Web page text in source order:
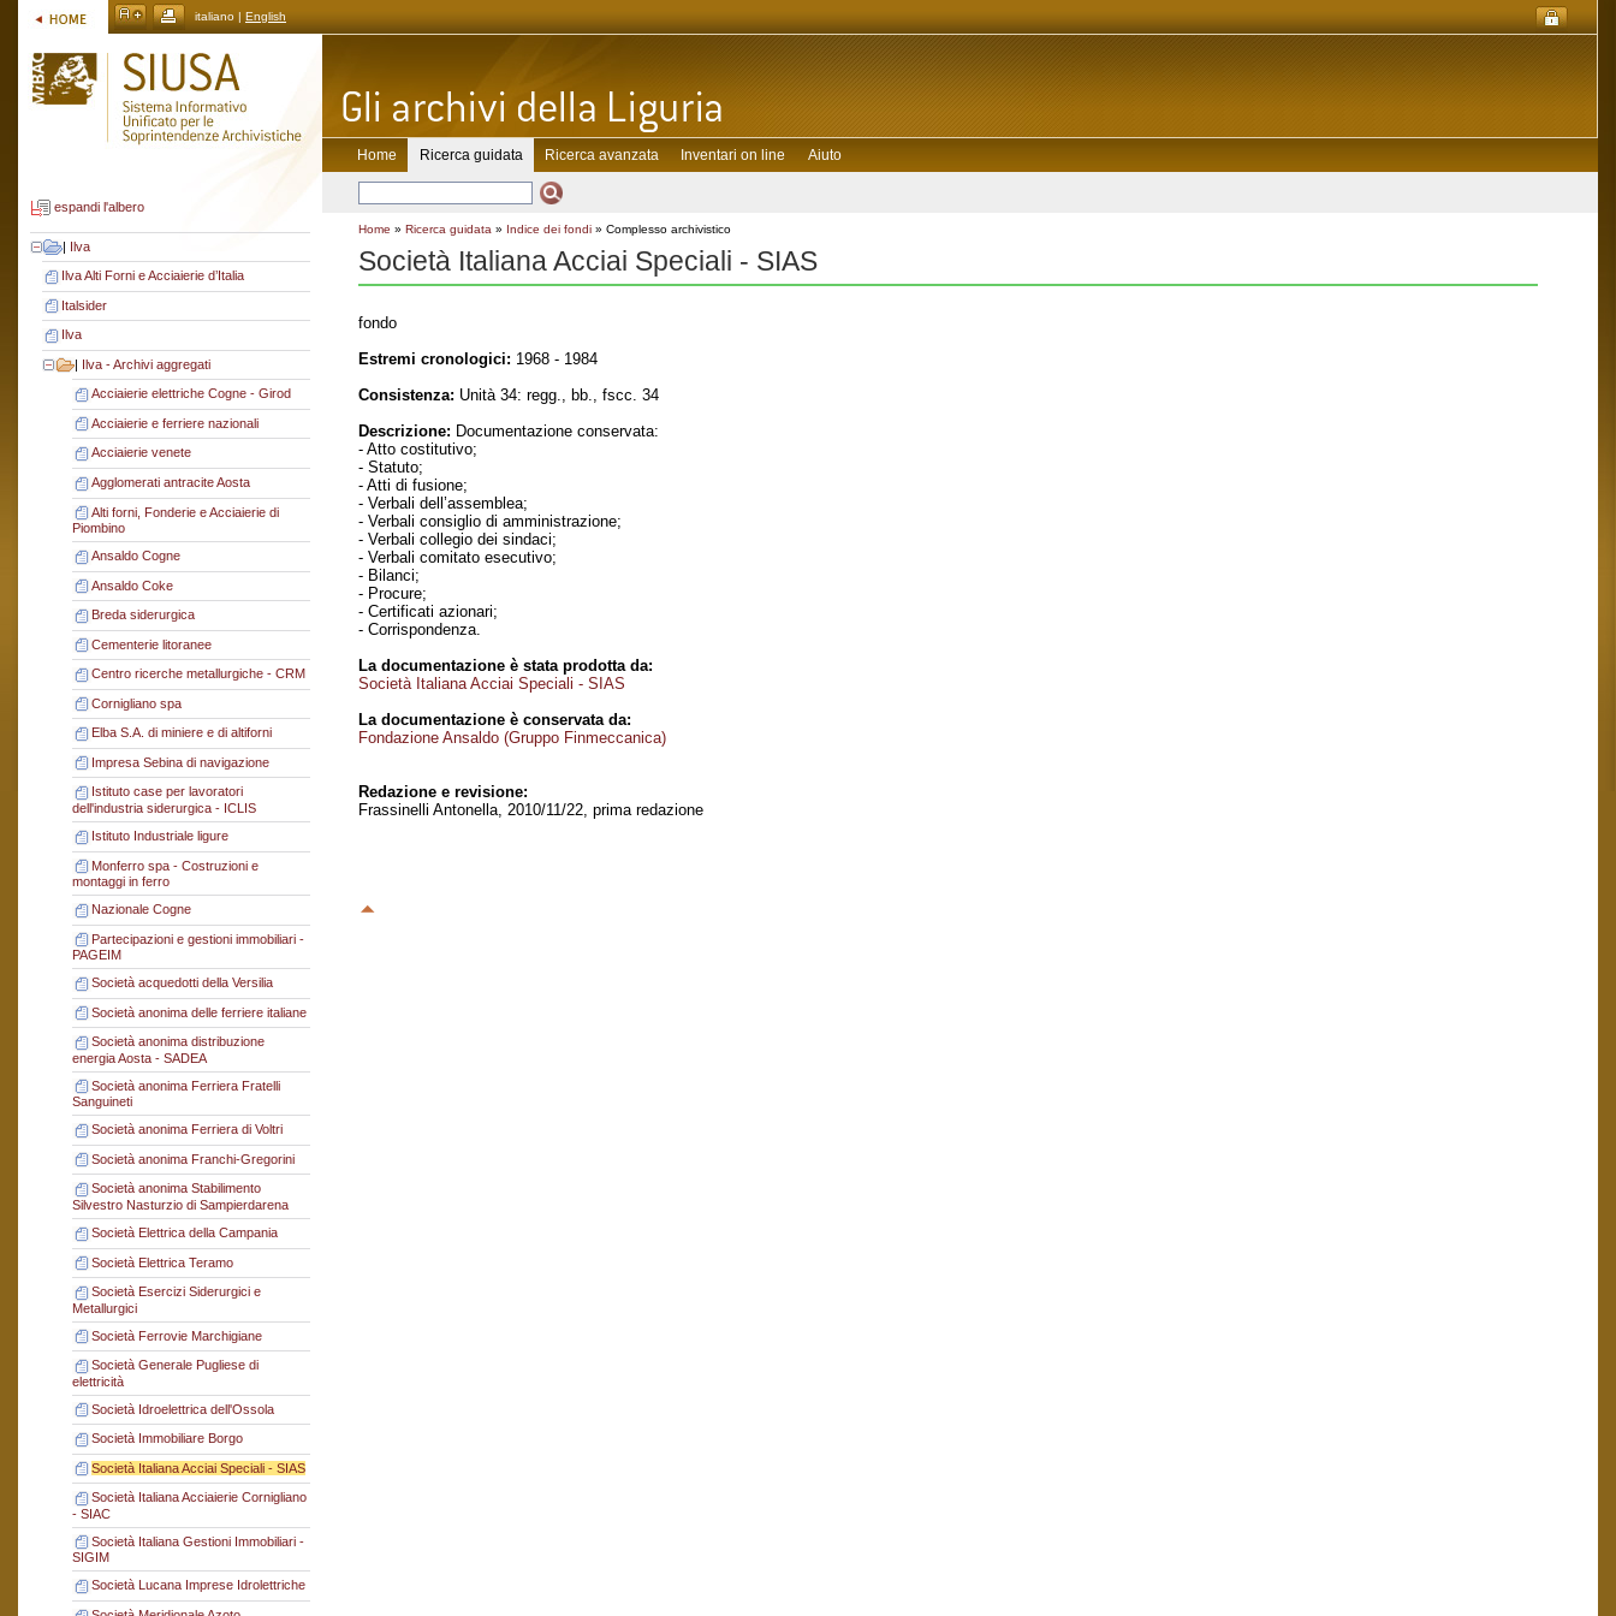
italiano | English
espandi l'albero
| Ilva
Ilva Alti Forni e Acciaierie d’Italia
Italsider
Ilva
| Ilva - Archivi aggregati
Acciaierie elettriche Cogne - Girod
Acciaierie e ferriere nazionali
Acciaierie venete
Agglomerati antracite Aosta
Alti forni, Fonderie e Acciaierie di
Piombino
Ansaldo Cogne
Ansaldo Coke
Breda siderurgica
Cementerie litoranee
Centro ricerche metallurgiche - CRM
Cornigliano spa
Elba S.A. di miniere e di altiforni
Impresa Sebina di navigazione
Istituto case per lavoratori
dell'industria siderurgica - ICLIS
Istituto Industriale ligure
Monferro spa - Costruzioni e
montaggi in ferro
Nazionale Cogne
Partecipazioni e gestioni immobiliari -
PAGEIM
Società acquedotti della Versilia
Società anonima delle ferriere italiane
Società anonima distribuzione
energia Aosta - SADEA
Società anonima Ferriera Fratelli
Sanguineti
Società anonima Ferriera di Voltri
Società anonima Franchi-Gregorini
Società anonima Stabilimento
Silvestro Nasturzio di Sampierdarena
Società Elettrica della Campania
Società Elettrica Teramo
Società Esercizi Siderurgici e
Metallurgici
Società Ferrovie Marchigiane
Società Generale Pugliese di
elettricità
Società Idroelettrica dell'Ossola
Società Immobiliare Borgo
Società Italiana Acciai Speciali - SIAS
Società Italiana Acciaierie Cornigliano
- SIAC
Società Italiana Gestioni Immobiliari -
SIGIM
Società Lucana Imprese Idrolettriche
Home Ricerca guidata Ricerca avanzata Inventari on line Aiuto
Home » Ricerca guidata » Indice dei fondi » Complesso archivistico
Società Italiana Acciai Speciali - SIAS
fondo
Estremi cronologici: 1968 - 1984
Consistenza: Unità 34: regg., bb., fscc. 34
Descrizione: Documentazione conservata:
- Atto costitutivo;
- Statuto;
- Atti di fusione;
- Verbali dell’assemblea;
- Verbali consiglio di amministrazione;
- Verbali collegio dei sindaci;
- Verbali comitato esecutivo;
- Bilanci;
- Procure;
- Certificati azionari;
- Corrispondenza.
La documentazione è stata prodotta da:
Società Italiana Acciai Speciali - SIAS
La documentazione è conservata da:
Fondazione Ansaldo (Gruppo Finmeccanica)
Redazione e revisione:
Frassinelli Antonella, 2010/11/22, prima redazione